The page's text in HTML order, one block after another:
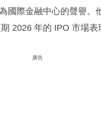
國際金融中心的聲譽。
2026 年的 IPO 市場表
廣告